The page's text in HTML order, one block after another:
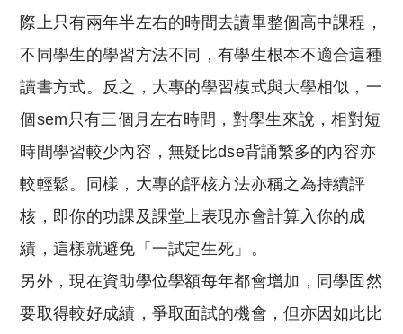
際上只有兩年半左右的時間去讀畢整個高中課程，
不同學生的學習方法不同，有學生根本不適合這種
讀書方式。
反之，大專的學習模式與大學相似， 一
個sem只有三個月左右時間， 對學生來說，相對短
時間學習較少內容，無疑比dse背誦繁多的內容亦
較輕鬆。
同樣， 大專的評核方法亦稱之為持續評
核， 即你的功課及課堂上表現亦會計算入你的成
績，這樣就避免「一試定生死」。
另外，現在資助學位學額每年都會增加， 同學固然
要取得較好成績， 爭取面試的機會，但亦因如此比